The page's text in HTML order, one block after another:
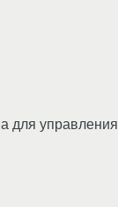
для управления